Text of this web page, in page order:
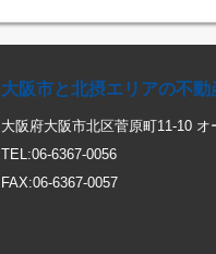
大阪市と北摂エリアの不
大阪府大阪市北区菅原町11-10
TEL:06-6367-0056
FAX:06-6367-0057